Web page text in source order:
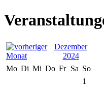
Dezember
2024
Mo Di Mi Do Fr Sa So
1